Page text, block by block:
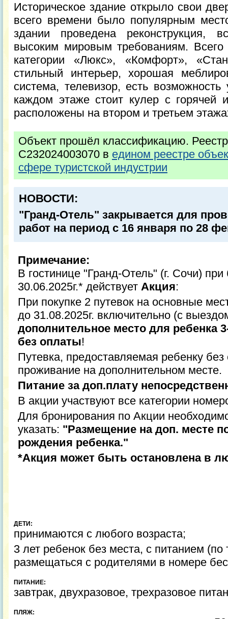
Историческое здание открыло свои
всего времени было популярным
здании проведена реконструкция,
высоким мировым требованиям.
категории «Люкс», «Комфорт»,
стильный интерьер, хорошая
система, телевизор, есть
каждом этаже стоит кулер с горячей
расположены на втором и третьем
Объект прошёл классификацию.
С232024003070 в едином реестре
сфере туристской индустрии
НОВОСТИ:
"Гранд-Отель" закрывается для
работ на период с 16 января по 28
Примечание:
В гостинице "Гранд-Отель" (г. Сочи)
30.06.2025г.* действует Акция:
При покупке 2 путевок на основные
до 31.08.2025г. включительно (с
дополнительное место для ребенка
без оплаты!
Путевка, предоставляемая ребенку
проживание на дополнительном месте.
Питание за доп.плату
В акции участвуют все категории
Для бронирования по Акции
указать: "Размещение на доп. месте
рождения ребенка."
*Акция может быть остановлена в
ДЕТИ:
принимаются с любого возраста;
3 лет ребенок без места, с питанием (по
размещаться с родителями в номере
ПИТАНИЕ:
завтрак, двухразовое, трехразовое
ПЛЯЖ: